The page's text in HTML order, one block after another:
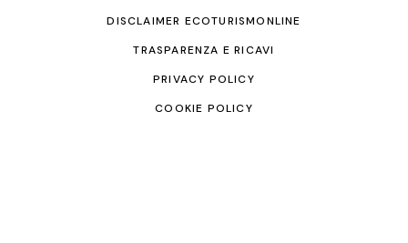
DISCLAIMER ECOTURISMONLINE
TRASPARENZA E RICAVI
PRIVACY POLICY
COOKIE POLICY